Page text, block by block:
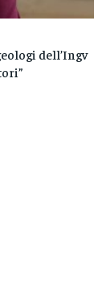
dell’Ingv